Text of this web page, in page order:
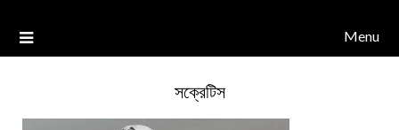
Menu
সক্রেটিস